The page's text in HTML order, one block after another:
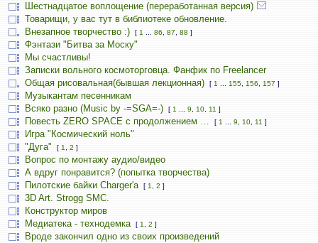
Шестнадцатое воплощение (переработанная версия)
Товарищи, у вас тут в библиотеке обновление.
Внезапное творчество :)
[ 1 86 87 88 ]
Фэнтази "Битва за Моску"
Мы счастливы!
Записки вольного космоторговца. Фанфик по Freelancer
Общая рисовальная(бывшая лекционная)
[ 1 155 156 157 ]
Музыкантам песенникам
Всяко разно (Music by -=SGA=-)
[ 1 9 10 11 ]
Повесть ZERO SPACE с продолжением … [ 1 9 10 11 ]
Игра "Космический ноль"
"Дуга"
[ 1 2 ]
Вопрос по монтажу аудио/видео
А вдруг понравится? (попытка творчества)
Пилотские байки Charger'а
[ 1 2 ]
3D Art. Strogg SMC.
Конструктор миров
Медиатека - технодемка
[ 1 2 ]
Вроде закончил одно из своих произведений